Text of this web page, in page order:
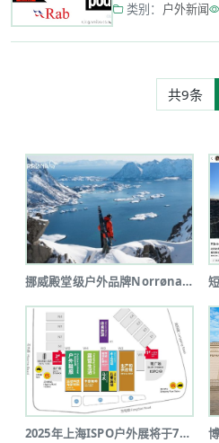
类别： 户外新闻
共9条
挪威殿堂级户外品牌Norrøna北京...
2025年上海ISPO户外展将于7月...